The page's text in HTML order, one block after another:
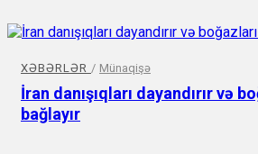
XƏBƏRLƏR / Münaqişə
İran danışıqları dayandırır və
bağlayır